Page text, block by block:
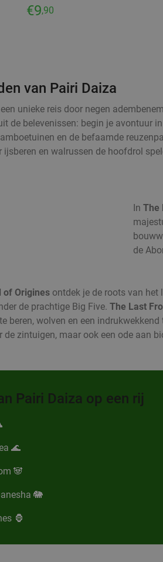
€9,90
van Pairi Daiza
unieke reis door negen
de belevenissen: begin je avontuur in
en de befaamde
ijsberen en walrussen de hoofdrol
In The
de
of Origines ontdek je de roots van
de prachtige Big Five. The Last
beren, wolven en een
de zintuigen, maar ook een ode aan
Pairi Daiza op een rij
🌊
🐼
🐘
🦍